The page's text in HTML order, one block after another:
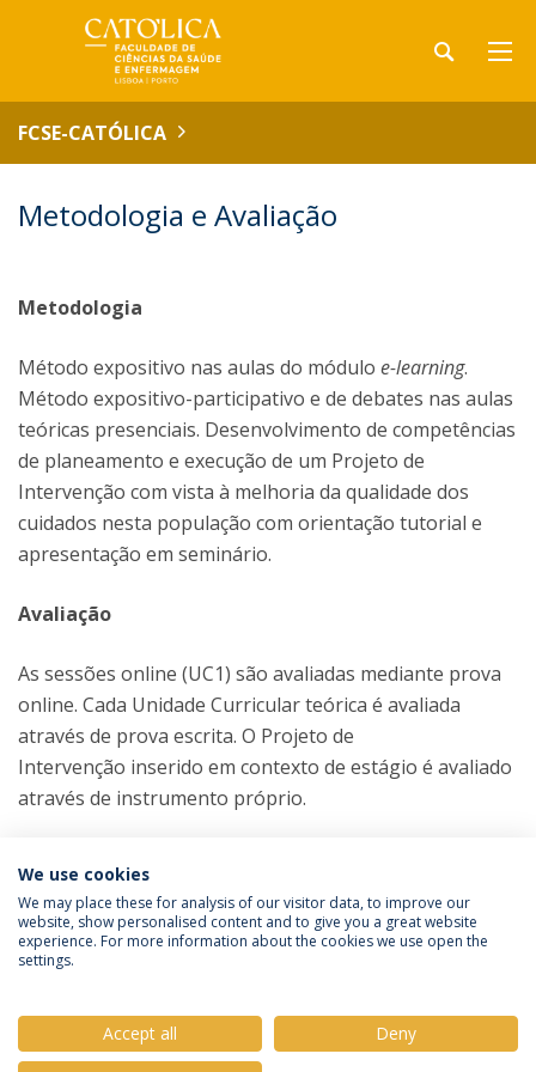
FCSE-CATÓLICA
Metodologia e Avaliação
Metodologia
Método expositivo nas aulas do módulo e-learning.
Método expositivo-participativo e de debates nas aulas
teóricas presenciais. Desenvolvimento de competências
de planeamento e execução de um Projeto de
Intervenção com vista à melhoria da qualidade dos
cuidados nesta população com orientação tutorial e
apresentação em seminário.
Avaliação
As sessões online (UC1) são avaliadas mediante prova
online. Cada Unidade Curricular teórica é avaliada
através de prova escrita. O Projeto de
Intervenção inserido em contexto de estágio é avaliado
através de instrumento próprio.
Política de Privacidade
Termos e Condições
We use cookies
We may place these for analysis of our visitor data, to improve our
website, show personalised content and to give you a great website
experience. For more information about the cookies we use open the
settings.
Accept all
Deny